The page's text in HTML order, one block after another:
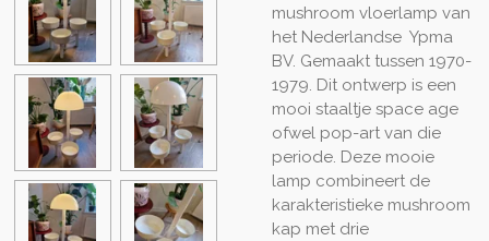
mushroom vloerlamp van
het Nederlandse Ypma
BV. Gemaakt tussen 1970-
1979. Dit ontwerp is een
mooi staaltje space age
ofwel pop-art van die
periode. Deze mooie
lamp combineert de
karakteristieke mushroom
kap met drie